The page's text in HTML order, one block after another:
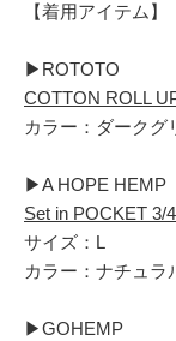
【着用アイテム】
▶︎ROTOTO
COTTON ROLL
カラー：ダークグ
▶︎A HOPE HEMP
Set in POCKET 3/
サイズ：L
カラー：ナチュラ
▶︎GOHEMP